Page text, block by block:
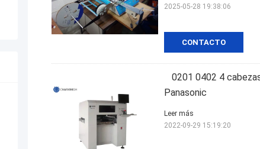
CONTACTO
2025-05-28 19:38:06
0201 0402 4
Panasonic
Leer más
2022-09-29 15:19:20